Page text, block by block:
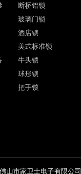
断桥铝锁
玻璃门锁
酒店锁
美式标准锁
牛头锁
球形锁
把手锁
山市家卫士电子有限公司